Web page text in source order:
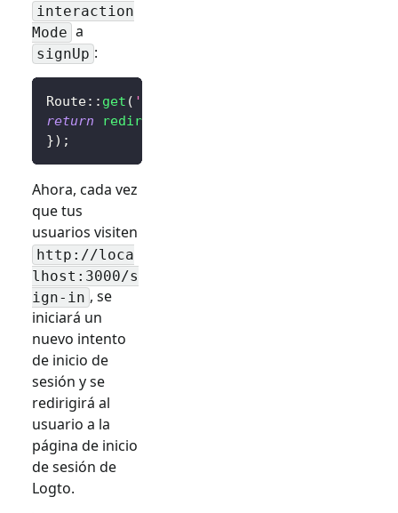
interaction
Mode a
signUp :
Route:: get ( '/sign-in'
return
redirect
}) ;
Ahora, cada vez
que tus
usuarios visiten
http://loca
lhost:3000/s
ign-in , se
iniciará un
nuevo intento
de inicio de
sesión y se
redirigirá al
usuario a la
página de inicio
de sesión de
Logto.